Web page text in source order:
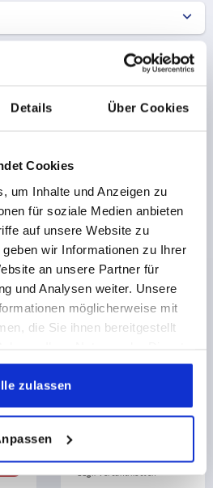
Details Über Cookies
Cookies
um Inhalte und Anzeigen zu
für soziale Medien anbieten
auf unsere Website zu
wir Informationen zu Ihrer
an unsere Partner für
und Analysen weiter. Unsere
möglicherweise mit
die Sie ihnen bereitgestellt
zulassen
DETAILS